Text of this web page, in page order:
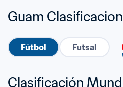
Guam
Fútbol Futsal
Clasificación